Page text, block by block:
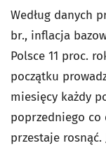
Według danych
br., inflacja
Polsce 11 proc.
początku
miesięcy każdy
poprzedniego co
przestaje rosnąć.